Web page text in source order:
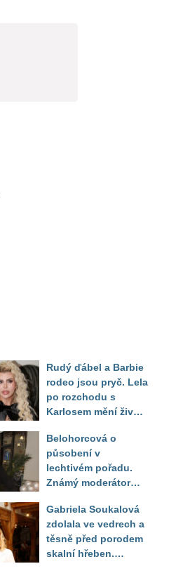
Rudý ďábel a Barbie
rodeo jsou pryč. Lela
po rozchodu s
Karlosem mění život i
Sandeva
Belohorcová o
působení v
lechtivém pořadu.
Známý moderátor
sledoval pod dekou
Gabriela Soukalová
zdolala ve vedrech a
těsně před porodem
skalní hřeben.